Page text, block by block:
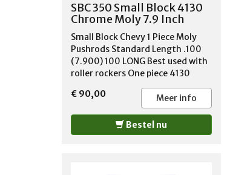
SBC 350 Small Block 4130
Chrome Moly 7.9 Inch
Small Block Chevy 1 Piece Moly
Pushrods Standard Length .100
(7.900) 100 LONG Best used with
roller rockers One piece 4130
moly hardened steel, no pressed
or welded on ball ends to break
off. Made from 0.080" wall
thickness seamless tube with 180
degree tip ends. Recommended
€ 90,00 Meer info
Bestel nu